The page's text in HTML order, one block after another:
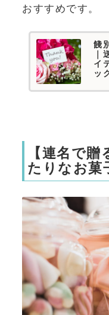
おすすめです。
餞
｜
イ
ッ
【連名で
たりなお菓